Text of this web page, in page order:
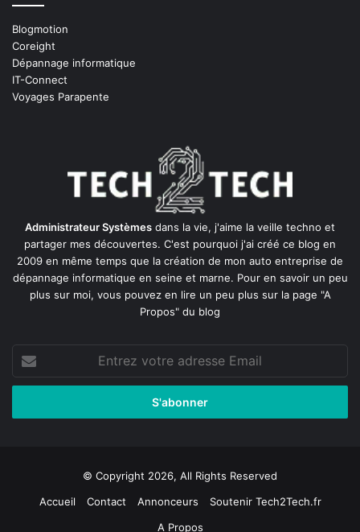
Blogmotion
Coreight
Dépannage informatique
IT-Connect
Voyages Parapente
Administrateur Systèmes dans la vie, j'aime la veille techno et
partager mes découvertes. C'est pourquoi j'ai créé ce blog en
2009 en même temps que la création de mon auto entreprise de
dépannage informatique en seine et marne. Pour en savoir un peu
plus sur moi, vous pouvez en lire un peu plus sur la page "A
Propos" du blog
votre
adresse
© Copyright 2026, All Rights Reserved
Accueil
Contact Annonceurs
Soutenir Tech2Tech.fr
A Propos